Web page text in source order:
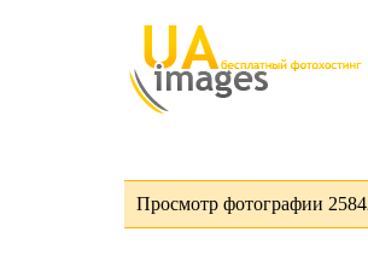
Просмотр фотографии